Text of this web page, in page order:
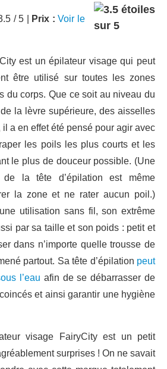
/ 5 | Prix : Voir le
est un épilateur visage qui peut
être utilisé sur toutes les zones
du corps. Que ce soit au niveau du
la lèvre supérieure, des aisselles
a en effet été pensé pour agir avec
les poils les plus courts et les
le plus de douceur possible. (Une
de la tête d’épilation est même
la zone et ne rater aucun poil.)
utilisation sans fil, son extrême
par sa taille et son poids : petit et
dans n’importe quelle trousse de
partout. Sa tête d’épilation peut
l’eau afin de se débarrasser de
et ainsi garantir une hygiène
visage FairyCity est un petit
surprises ! On ne savait